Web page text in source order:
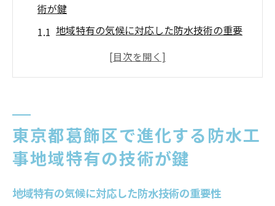
術が鍵
地域特有の気候に対応した防水技術の重要
術
防水工事における地理的条件の考慮
梅雨と台風シーズンに強い防水工事の重要性
東京都葛飾区で進化する防水工
事地域特有の技術が鍵
地域特有の気候に対応した防水技術の重要性